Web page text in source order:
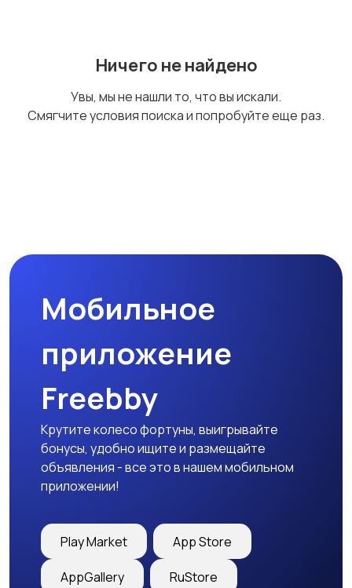
сигнализации
Столы и стулья Текстиль и ковры
Шкафы и комоды
Ничего не найдено
Увы, мы не нашли то, что вы искали.
Смягчите условия поиска и попробуйте еще раз.
Мобильное
приложение
Freebby
Крутите колесо фортуны, выигрывайте
бонусы, удобно ищите и размещайте
объявления - все это в нашем мобильном
приложении!
Play Market App Store
AppGallery RuStore